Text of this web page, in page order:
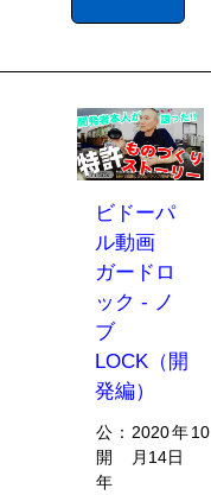
ビドーパ
ル動画
ガードロ
ック - ノ
ブ
LOCK（開
発編）
公
開
年
： 2020年10
月14日